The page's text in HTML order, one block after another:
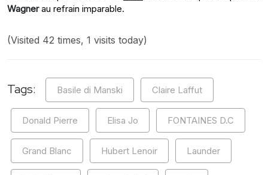
Wagnerau refrain imparable.
(Visited 42 times, 1 visits today)
Tags: Basile di Manski Claire Laffut
Donald Pierre Elisa Jo FONTAINES D.C
Grand Blanc Hubert Lenoir Launder